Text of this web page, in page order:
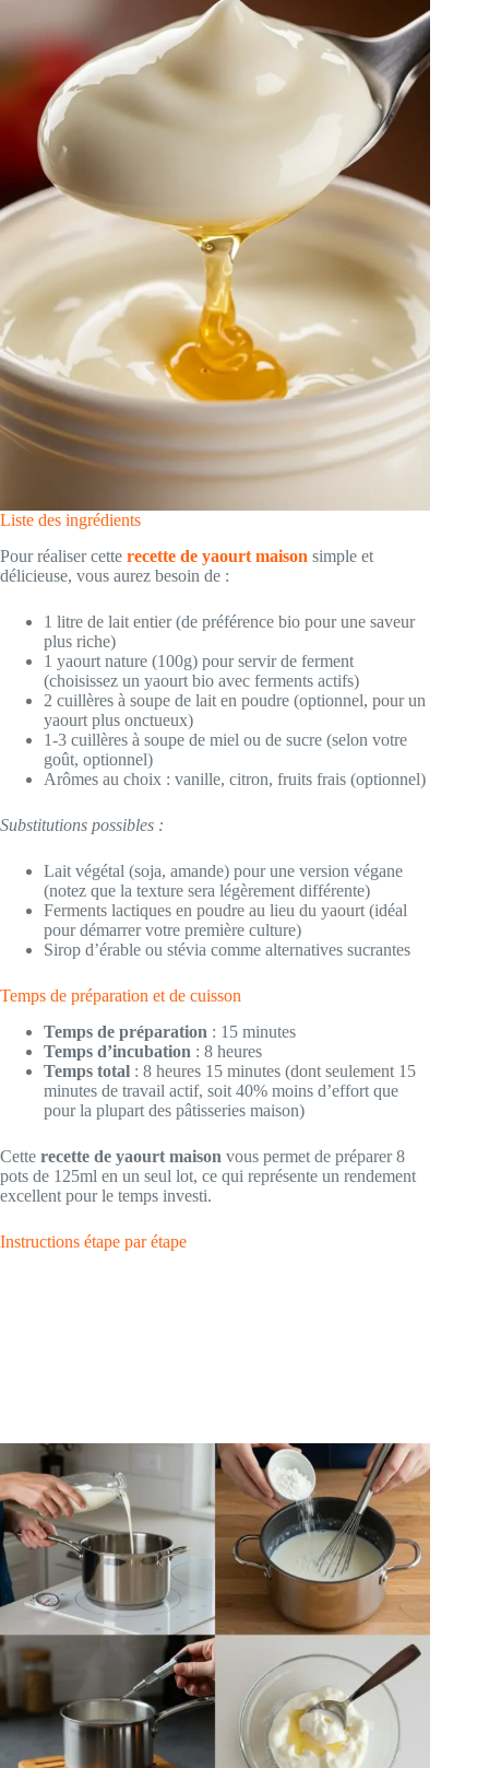
Liste des ingrédients
Pour réaliser cette recette de yaourt maison simple et
délicieuse, vous aurez besoin de :
1 litre de lait entier (de préférence bio pour une saveur
plus riche)
1 yaourt nature (100g) pour servir de ferment
(choisissez un yaourt bio avec ferments actifs)
2 cuillères à soupe de lait en poudre (optionnel, pour un
yaourt plus onctueux)
1-3 cuillères à soupe de miel ou de sucre (selon votre
goût, optionnel)
Arômes au choix : vanille, citron, fruits frais (optionnel)
Substitutions possibles :
Lait végétal (soja, amande) pour une version végane
(notez que la texture sera légèrement différente)
Ferments lactiques en poudre au lieu du yaourt (idéal
pour démarrer votre première culture)
Sirop d’érable ou stévia comme alternatives sucrantes
Temps de préparation et de cuisson
Temps de préparation : 15 minutes
Temps d’incubation : 8 heures
Temps total : 8 heures 15 minutes (dont seulement 15
minutes de travail actif, soit 40% moins d’effort que
pour la plupart des pâtisseries maison)
Cette recette de yaourt maison vous permet de préparer 8
pots de 125ml en un seul lot, ce qui représente un rendement
excellent pour le temps investi.
Instructions étape par étape